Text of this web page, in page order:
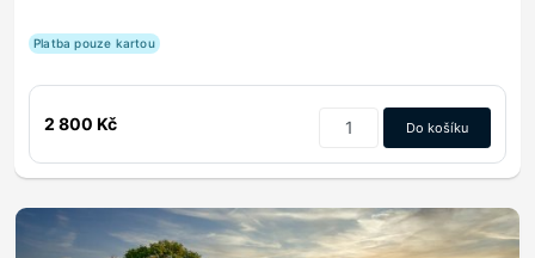
Platba pouze kartou
2 800 Kč Do košíku